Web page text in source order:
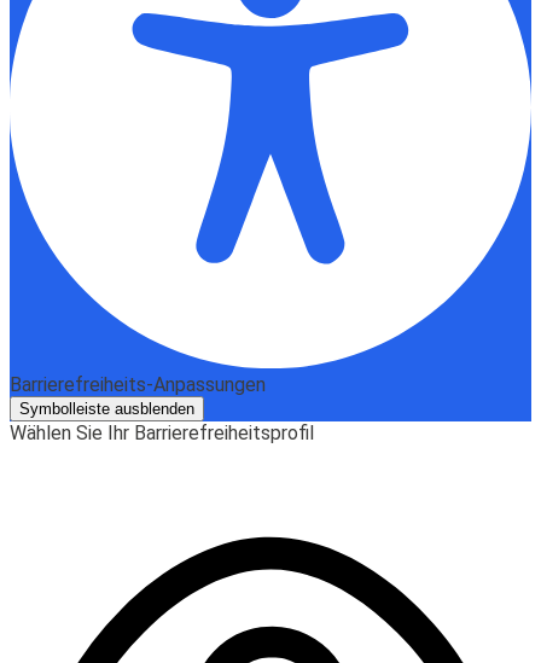
Barrierefreiheits-Anpassungen
Symbolleiste ausblenden
Wählen Sie Ihr Barrierefreiheitsprofil